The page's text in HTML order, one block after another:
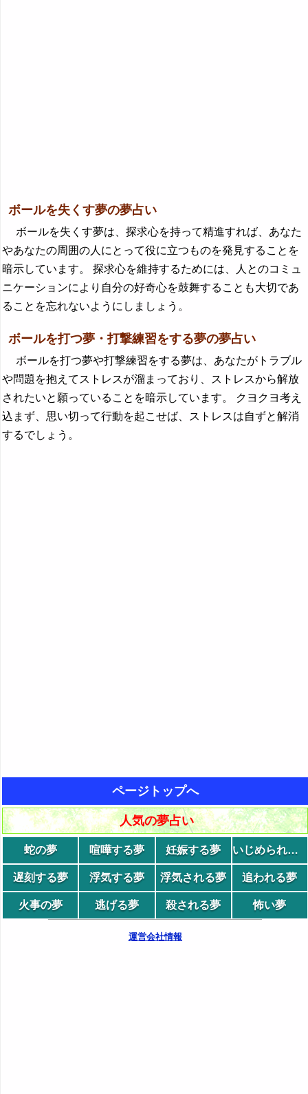
ボールを失くす夢の夢占い
ボールを失くす夢は、探求心を持って精進すれば、あなた
やあなたの周囲の人にとって役に立つものを発見することを
暗示しています。 探求心を維持するためには、人とのコミュ
ニケーションにより自分の好奇心を鼓舞することも大切であ
ることを忘れないようにしましょう。
ボールを打つ夢・打撃練習をする夢の夢占い
ボールを打つ夢や打撃練習をする夢は、あなたがトラブル
や問題を抱えてストレスが溜まっており、ストレスから解放
されたいと願っていることを暗示しています。 クヨクヨ考え
込まず、思い切って行動を起こせば、ストレスは自ずと解消
するでしょう。
ページトップへ
人気の夢占い
蛇の夢 喧嘩する夢 妊娠する夢 いじめられる夢
遅刻する夢 浮気する夢 浮気される夢 追われる夢
火事の夢 逃げる夢 殺される夢 怖い夢
運営会社情報